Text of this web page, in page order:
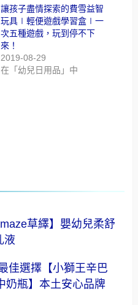
讓孩子盡情探索的費雪益智
玩具∣輕便遊戲學習盒∣一
次五種遊戲，玩到停不下
來！
2019-08-29
在「幼兒日用品」中
草繹】嬰幼兒柔舒
液
佳選擇【小獅王辛巴
奶瓶】本土安心品牌